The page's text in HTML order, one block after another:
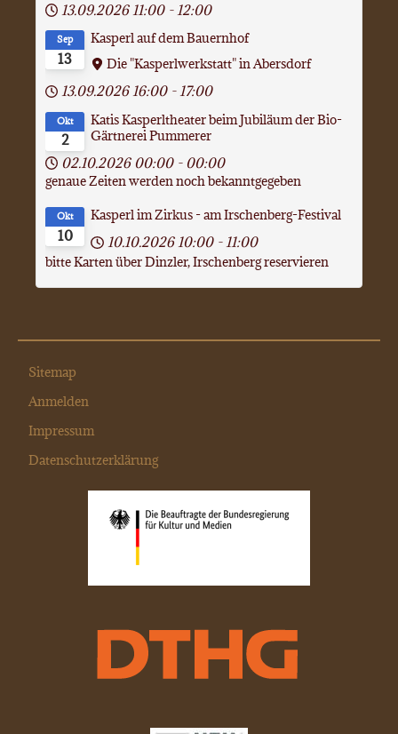
13.09.2026 11:00 - 12:00
13
Sep
Kasperl auf dem Bauernhof
Die "Kasperlwerkstatt" in Abersdorf
13.09.2026 16:00 - 17:00
2
Okt
Katis Kasperltheater beim Jubiläum der Bio-
Gärtnerei Pummerer
02.10.2026 00:00 - 00:00
genaue Zeiten werden noch bekanntgegeben
10
Okt
Kasperl im Zirkus - am Irschenberg-Festival
10.10.2026 10:00 - 11:00
bitte Karten über Dinzler, Irschenberg reservieren
Sitemap
Anmelden
Impressum
Datenschutzerklärung